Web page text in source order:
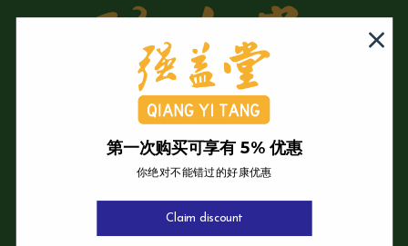
强益堂全息中医诊所(槟岛)
第一次购买可享有 5% 优惠
你绝对不能错过的好康优惠
Claim discount